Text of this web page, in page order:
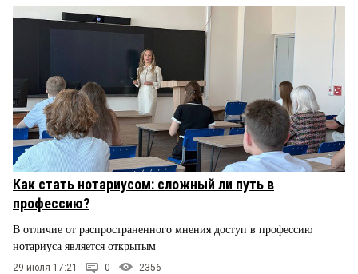
Как стать нотариусом: сложный ли путь в
профессию?
В отличие от распространенного мнения доступ в профессию
нотариуса является открытым
29 июля 17:21 0 2356